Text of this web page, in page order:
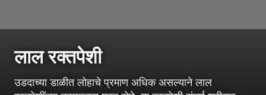
लाल रक्तपेशी
उडदाच्या डाळीत लोहाचे प्रमाण अधिक असल्याने लाल